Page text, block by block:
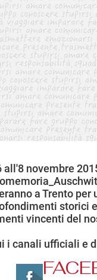
all'8 novembre
a Trento
storici
vincenti del
i canali ufficiali e